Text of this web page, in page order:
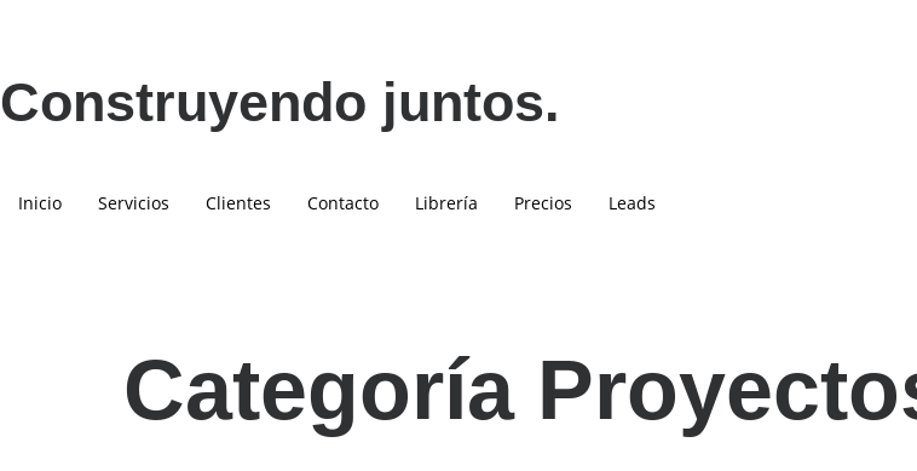
Construyendo juntos.
Inicio Servicios Clientes Contacto Librería Precios Leads
Categoría